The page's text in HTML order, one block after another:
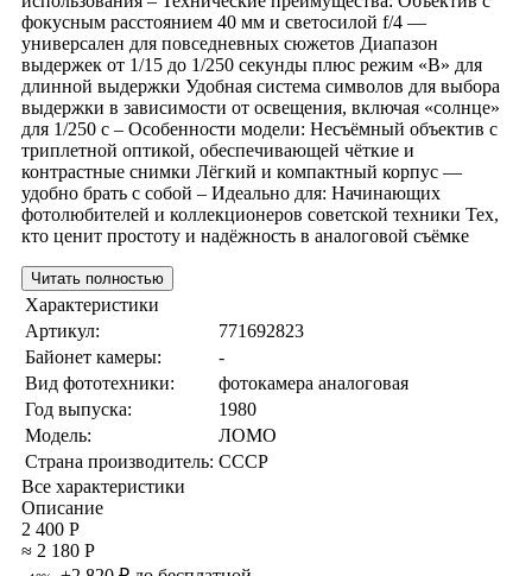
фокусным расстоянием 40 мм и светосилой f/4 —
универсален для повседневных сюжетов Диапазон
выдержек от 1/15 до 1/250 секунды плюс режим «В» для
длинной выдержки Удобная система символов для выбора
выдержки в зависимости от освещения, включая «солнце»
для 1/250 с – Особенности модели: Несъёмный объектив с
триплетной оптикой, обеспечивающей чёткие и
контрастные снимки Лёгкий и компактный корпус —
удобно брать с собой – Идеально для: Начинающих
фотолюбителей и коллекционеров советской техники Тех,
кто ценит простоту и надёжность в аналоговой съёмке
Читать полностью
Характеристики
Артикул:
771692823
Байонет камеры:
-
Вид фототехники:
фотокамера аналоговая
Год выпуска:
1980
Модель:
ЛОМО
Страна производитель: СССР
Все характеристики
Описание
2 400 Р
≈ 2 180 Р